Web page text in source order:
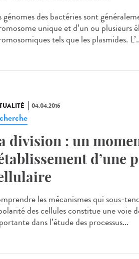
génomes des bactéries sont
unique et d’un ou plusieurs
tels que les plasmides.
04.04.2016
division : un
d’une
les mécanismes qui sous-
des cellules constitue une voie
dans l’étude des processus...